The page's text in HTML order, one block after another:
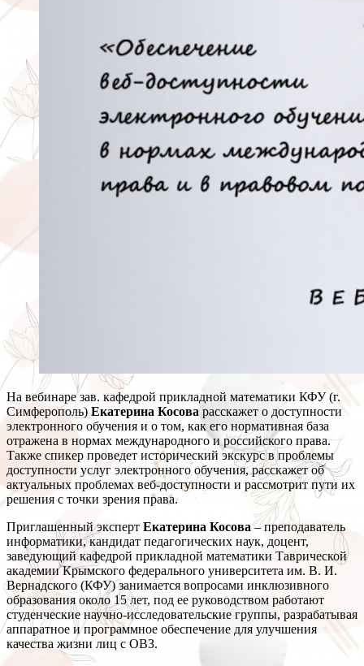
На вебинаре зав. кафедрой прикладной математики КФУ (г.
Симферополь)Екатерина Косова расскажет о доступности
электронного обучения и о том, как его нормативная база
отражена в нормах международного и российского права.
Также спикер проведет исторический экскурс в проблемы
доступности услуг электронного обучения, расскажет об
актуальных проблемах веб-доступности и рассмотрит пути их
решения с точки зрения права.
Приглашенный эксперт Екатерина Косова– преподаватель
информатики, кандидат педагогических наук, доцент,
заведующий кафедрой прикладной математики Таврической
академии Крымского федерального университета им. В. И.
Вернадского (КФУ) занимается вопросами инклюзивного
образования около 15 лет, под ее руководством работают
студенческие научно-исследовательские группы, разрабатывая
аппаратное и программное обеспечение для улучшения
качества жизни лиц с ОВЗ.